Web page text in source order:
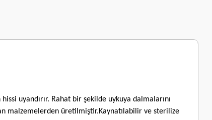
uyandırır. Rahat bir şekilde uykuya dalmalarını
malzemelerden üretilmiştir.Kaynatılabilir ve sterilize